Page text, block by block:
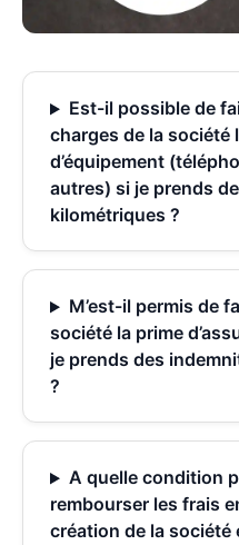
Est-il possible de
charges de la société
d’équipement
autres) si je prends
kilométriques ?
M’est-il permis de
société la prime
je prends des
?
A quelle condition
rembourser les frais
création de la société